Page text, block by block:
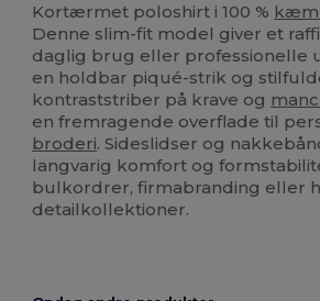
Kortærmet poloshirt i 100 %
Denne slim-fit model giver et
daglig brug eller professionelle
en holdbar piqué-strik og
kontraststriber på krave og
en fremragende overflade til
broderi. Sideslidser og
langvarig komfort og
bulkordrer, firmabranding eller
detailkollektioner.